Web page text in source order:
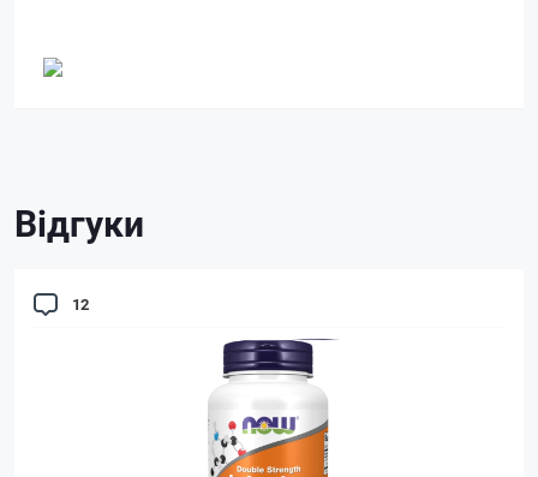
Відгуки
12